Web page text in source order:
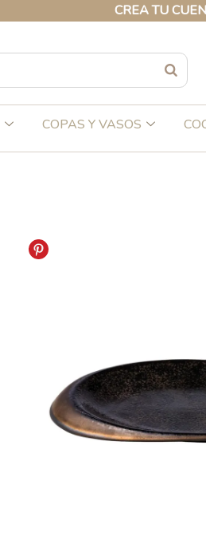
CREA TU CUENTA
COPAS Y VASOS